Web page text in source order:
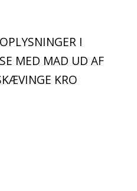
I
MED MAD UD AF
KRO